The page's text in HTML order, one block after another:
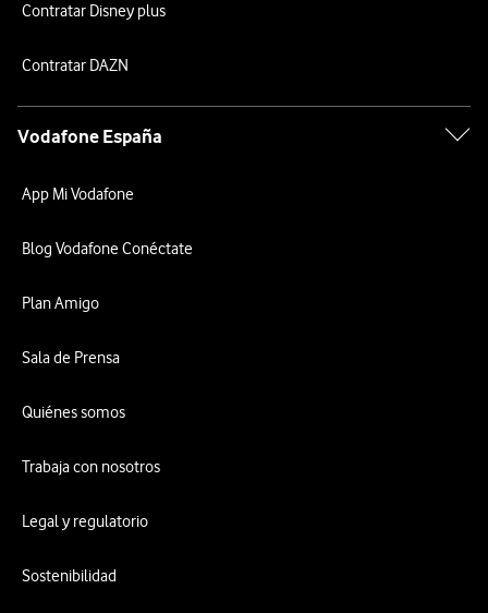
Contratar Disney plus
Contratar DAZN
Vodafone España
App Mi Vodafone
Blog Vodafone Conéctate
Plan Amigo
Sala de Prensa
Quiénes somos
Trabaja con nosotros
Legal y regulatorio
Sostenibilidad